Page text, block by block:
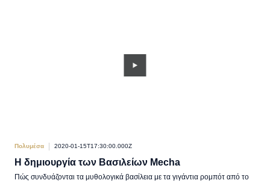
Πολυμέσα 2020-01-15T17:30:00.000Z
Η δημιουργία των Βασιλείων Mecha
Πώς συνδυάζονται τα μυθολογικά βασίλεια με τα γιγάντια ρομπότ από το